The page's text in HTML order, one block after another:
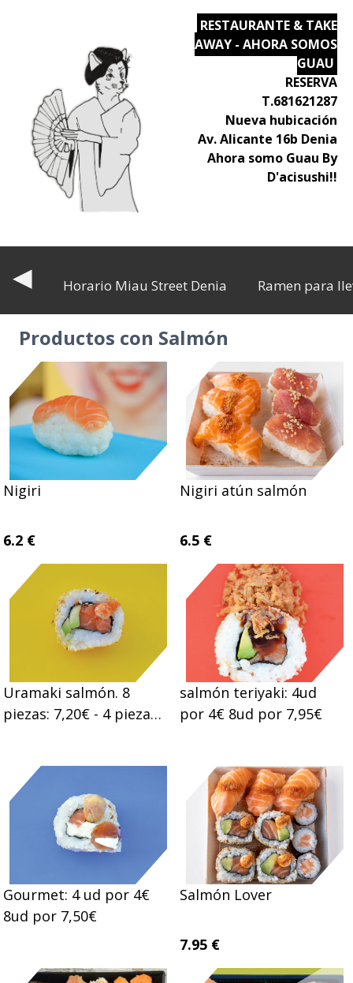
RESTAURANTE & TAKE
AWAY - AHORA SOMOS
GUAU
RESERVA
T.681621287
Nueva hubicación
Av. Alicante 16b Denia
Ahora somo Guau By
D'acisushi!!
◀ Horario Miau Street Denia Ramen para
Productos con Salmón
Nigiri
6.2 €
Nigiri atún salmón
6.5 €
Uramaki salmón. 8
piezas: 7,20€ - 4 piezas:
salmón teriyaki: 4ud
por 4€ 8ud por 7,95€
Gourmet: 4 ud por 4€
8ud por 7,50€
Salmón Lover
7.95 €